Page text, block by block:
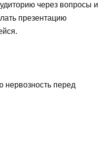
через вопросы и
презентацию
нервозность перед